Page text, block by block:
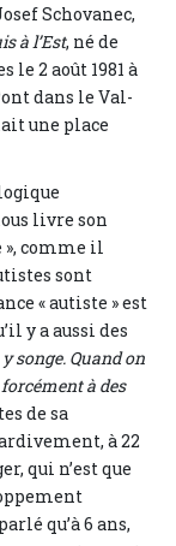
Schovanec,
à l’Est, né de
le 2 août 1981 à
dans le Val-
une place
livre son
», comme il
sont
« autiste » est
y a aussi des
songe. Quand on
forcément à des
de sa
à 22
qui n’est que
qu’à 6 ans,